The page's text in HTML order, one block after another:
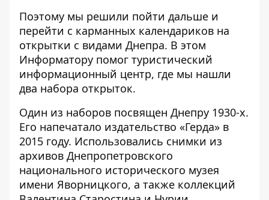
Поэтому мы решили пойти дальше и
перейти с карманных календариков на
открытки с видами Днепра. В этом
Информатору помог туристический
информационный центр, где мы нашли
два набора открыток.
Один из наборов посвящен Днепру 1930-х.
Его напечатало издательство «Герда» в
2015 году. Использовались снимки из
архивов Днепропетровского
национального исторического музея
имени Яворницкого, а также коллекций